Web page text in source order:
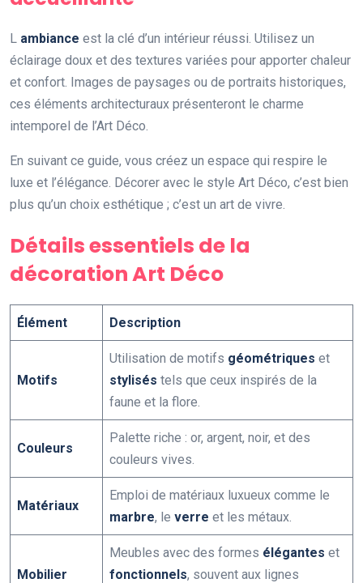
L ambiance est la clé d’un intérieur réussi. Utilisez un
éclairage doux et des textures variées pour apporter chaleur
et confort. Images de paysages ou de portraits historiques,
ces éléments architecturaux présenteront le charme
intemporel de l’Art Déco.
En suivant ce guide, vous créez un espace qui respire le
luxe et l’élégance. Décorer avec le style Art Déco, c’est bien
plus qu’un choix esthétique ; c’est un art de vivre.
Détails essentiels de la
décoration Art Déco
Élément Description
Motifs
Utilisation de motifs géométriques et
stylisés tels que ceux inspirés de la
faune et la flore.
Couleurs
Palette riche : or, argent, noir, et des
couleurs vives.
Matériaux
Emploi de matériaux luxueux comme le
marbre, le verre et les métaux.
Mobilier
Meubles avec des formes élégantes et
fonctionnels, souvent aux lignes